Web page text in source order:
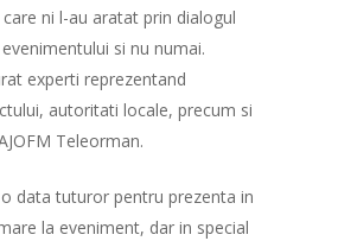
ni l-au aratat prin dialogul
si nu numai.
experti reprezentand
autoritati locale, precum si
Teleorman.
data tuturor pentru prezenta in
la eveniment, dar in special